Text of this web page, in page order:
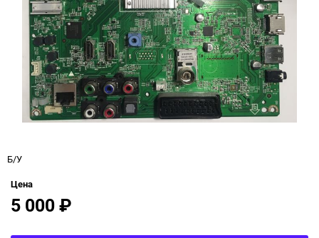
Б/У
Цена
5 000₽